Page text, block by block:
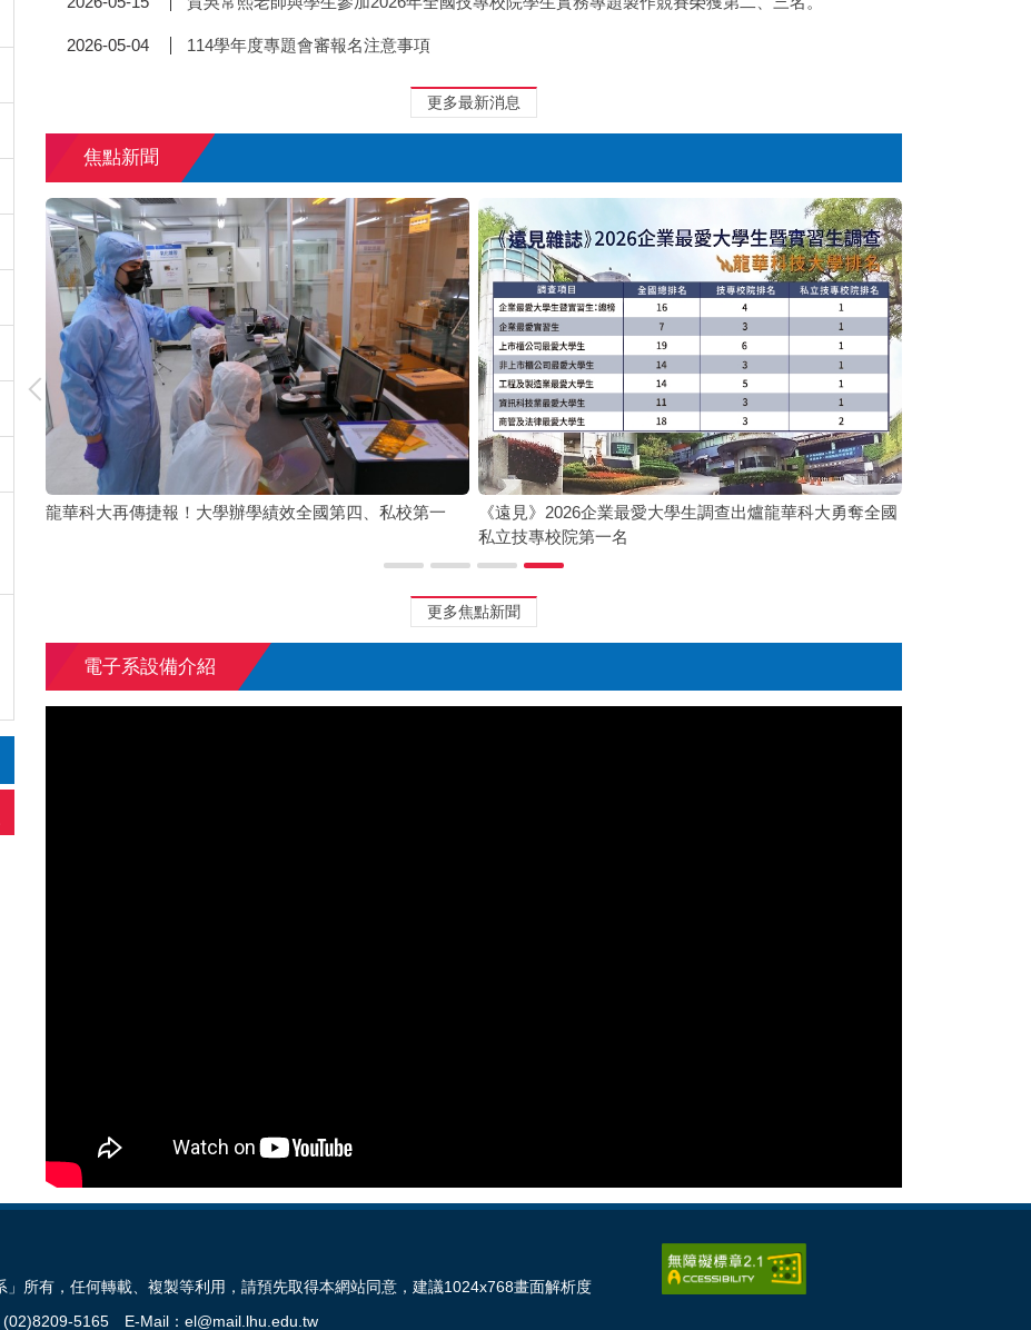
2026-05-04 114學年度專題會審報名注意事項
更多最新消息
焦點新聞
龍華科大再傳捷報！大學辦學績效全國第四、私校第一
《遠見》2026企業最愛大學生調查出爐龍華科大勇奪全國
私立技專校院第一名
更多焦點新聞
電子系設備介紹
所有，任何轉載、複製等利用，請預先取得本網站同意，建議1024x768畫面解析度
5165 E-Mail：el@mail.lhu.edu.tw